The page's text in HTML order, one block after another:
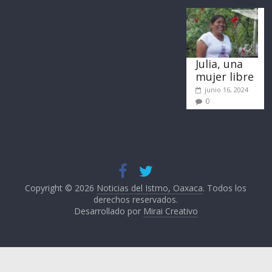
Julia, una
mujer libre
junio 16, 2024
0
Copyright © 2026 Noticias del Istmo, Oaxaca. Todos los
derechos reservados.
Desarrollado por Mirai Creativo